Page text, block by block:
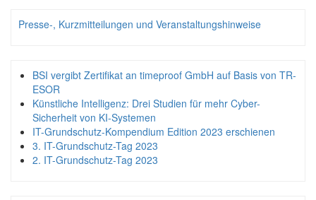
Presse-, Kurzmitteilungen und Veranstaltungshinweise
BSI vergibt Zertifikat an timeproof GmbH auf Basis von TR-
ESOR
Künstliche Intelligenz: Drei Studien für mehr Cyber-
Sicherheit von KI-Systemen
IT-Grundschutz-Kompendium Edition 2023 erschienen
3. IT-Grundschutz-Tag 2023
2. IT-Grundschutz-Tag 2023